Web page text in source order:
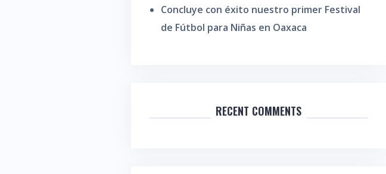
Concluye con éxito nuestro primer Festival
de Fútbol para Niñas en Oaxaca
RECENT COMMENTS